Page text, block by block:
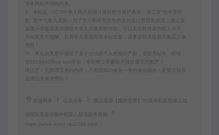
受本网站声明的约束。
9、本站以《2013中华人民共和国计算机软件保护条例》第二章"软件菩作
权” 第十七条为原则：为了学习和研究软件内含的设计思想和原理，通过安
装显示传输或者存储软件等方式使用软件的，可以不经软件著作权人许可，
不向其支付报酬。若有学员需要商用本站资源，请务必联系版权方购买正版
10、本站如无意中侵犯了某个企业或个人的知识产权，请联系站长，邮箱：
185529643@qq.com告知，本站将立即删除并致以最深的歉意！
请注意：无所谓完美的内容，不包含BUG修复一类的修改服务！若要求较高
追求完美请勿赞助！
爱游网单 搬运端游【魔兽世界】90级单机版熊猫人战
场精英版超智能AI机器人战场副本插旗
https://www.aywd.vip/2268.html